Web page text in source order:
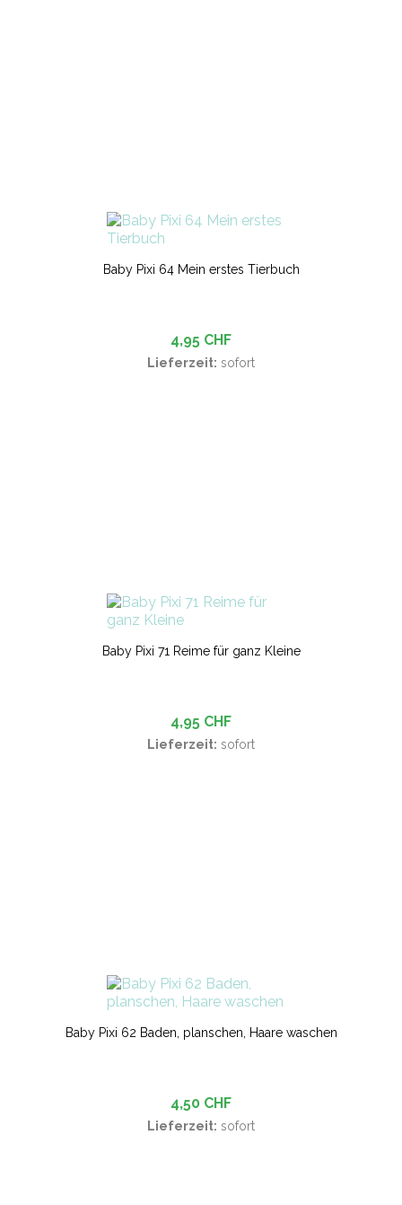
Baby Pixi 64 Mein erstes Tierbuch
4,95 CHF
Lieferzeit: sofort
Baby Pixi 71 Reime für ganz Kleine
4,95 CHF
Lieferzeit: sofort
Baby Pixi 62 Baden, planschen, Haare waschen
4,50 CHF
Lieferzeit: sofort